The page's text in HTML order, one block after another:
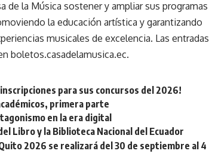
de la Música sostener y ampliar sus programas
la educación artística y garantizando
musicales de excelencia. Las entradas
boletos.casadelamusica.ec.
para sus concursos del 2026!
primera parte
en la era digital
Libro y la Biblioteca Nacional del Ecuador
2026 se realizará del 30 de septiembre al 4